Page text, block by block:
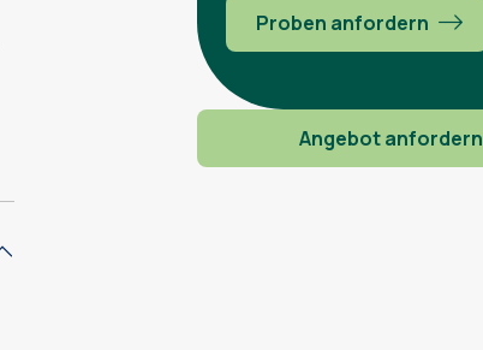
Proben anfordern
Angebot anfordern